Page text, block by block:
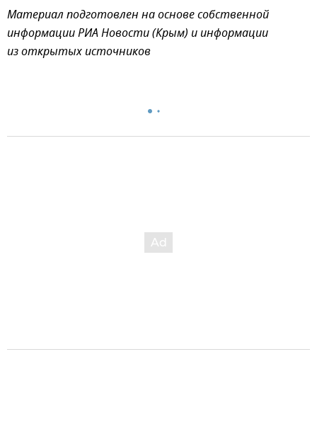
Материал подготовлен на основе собственной
информации РИА Новости (Крым) и информации
из открытых источников